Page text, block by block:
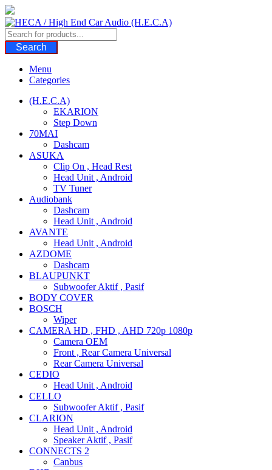
Skip
to
content
Search
Menu
Categories
(H.E.C.A)
EKARION
Step Down
70MAI
Dashcam
ASUKA
Clip On , Head Rest
Head Unit , Android
TV Tuner
Audiobank
Dashcam
Head Unit , Android
AVANTE
Head Unit , Android
AZDOME
Dashcam
BLAUPUNKT
Subwoofer Aktif , Pasif
BODY COVER
BOSCH
Wiper
CAMERA HD , FHD , AHD 720p 1080p
Camera OEM
Front , Rear Camera Universal
Rear Camera Universal
CEDIO
Head Unit , Android
CELLO
Subwoofer Aktif , Pasif
CLARION
Head Unit , Android
Speaker Aktif , Pasif
CONNECTS 2
Canbus